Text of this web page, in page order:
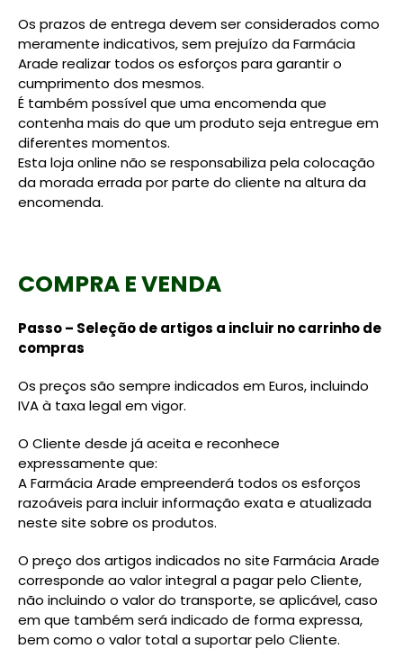
Os prazos de entrega devem ser considerados como
meramente indicativos, sem prejuízo da Farmácia
Arade realizar todos os esforços para garantir o
cumprimento dos mesmos.
É também possível que uma encomenda que
contenha mais do que um produto seja entregue em
diferentes momentos.
Esta loja online não se responsabiliza pela colocação
da morada errada por parte do cliente na altura da
encomenda.
COMPRA E VENDA
Passo – Seleção de artigos a incluir no carrinho de
compras
Os preços são sempre indicados em Euros, incluindo
IVA à taxa legal em vigor.
O Cliente desde já aceita e reconhece
expressamente que:
A Farmácia Arade empreenderá todos os esforços
razoáveis para incluir informação exata e atualizada
neste site sobre os produtos.
O preço dos artigos indicados no site Farmácia Arade
corresponde ao valor integral a pagar pelo Cliente,
não incluindo o valor do transporte, se aplicável, caso
em que também será indicado de forma expressa,
bem como o valor total a suportar pelo Cliente.